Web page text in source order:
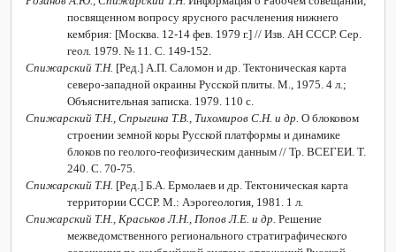
посвященном вопросу ярусного расчленения нижнего
кембрия: [Москва. 12-14 фев. 1979 г.] // Изв. АН СССР. Сер.
геол. 1979. № 11. С. 149-152.
Спижарский Т.Н. [Ред.] А.П. Саломон и др. Тектоническая карта
северо-западной окраины Русской плиты. М., 1975. 4 л.;
Объяснительная записка. 1979. 110 с.
Спижарский Т.Н., Спрыгина Т.В., Тихомиров С.Н. и др. О блоковом
строении земной коры Русской платформы и динамике
блоков по геолого-геофизическим данным // Тр. ВСЕГЕИ. Т.
240. С. 70-75.
Спижарский Т.Н. [Ред.] Б.А. Ермолаев и др. Тектоническая карта
территории СССР. М.: Аэрогеология, 1981. 1 л.
Спижарский Т.Н., Краськов Л.Н., Попов Л.Е. и др. Решение
межведомственного регионального стратиграфического